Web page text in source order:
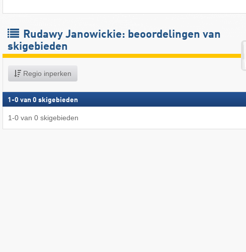
Rudawy Janowickie: beoordelingen van
skigebieden
Regio inperken
1 -0 van 0 skigebieden
1-0 van 0 skigebieden